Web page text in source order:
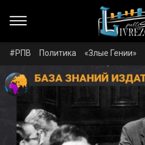
#РПВ Политика «Злые Гении»